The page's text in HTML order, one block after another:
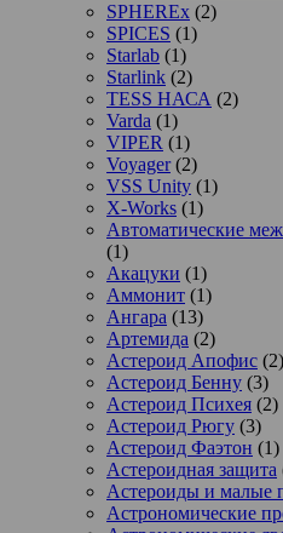
SPHEREx (2)
SPICES (1)
Starlab (1)
Starlink (2)
TESS НАСА (2)
Varda (1)
VIPER (1)
Voyager(2)
VSS Unity (1)
X-Works (1)
Автоматические
(1)
Акацуки (1)
Аммонит (1)
Ангара (13)
Артемида (2)
Астероид Апофис (2)
Астероид Бенну (3)
Астероид Психея (2)
Астероид Рюгу (3)
Астероид Фаэтон (1)
Астероидная защита
Астероиды и малые
Астрономические